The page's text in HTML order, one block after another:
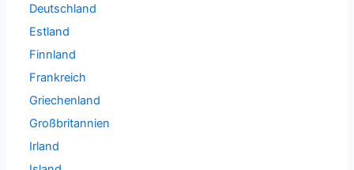
Deutschland
Estland
Finnland
Frankreich
Griechenland
Großbritannien
Irland